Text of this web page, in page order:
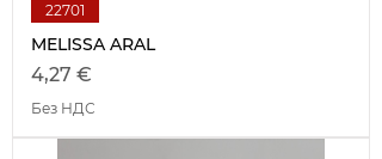
22701
MELISSA ARAL
Цена
4,27 €
Без НДС